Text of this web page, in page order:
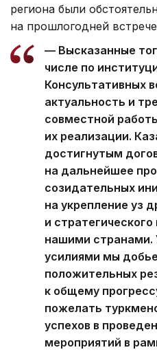
региона были
на прошлогодней
— Высказанные
числе по
Консультативных
актуальность и
совместной
их реализации.
достигнутым
на дальнейшее
созидательных
на укрепление уз
и
нашими
усилиями мы
положительных
к общему
пожелать
успехов в
мероприятий в